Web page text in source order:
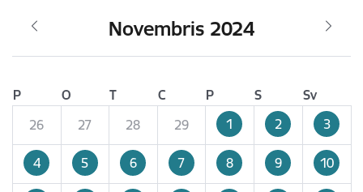
Novembris 2024
P O T C P S
Sv
26
27 28 29 1 2 3
4 5 6 7 8 9 10